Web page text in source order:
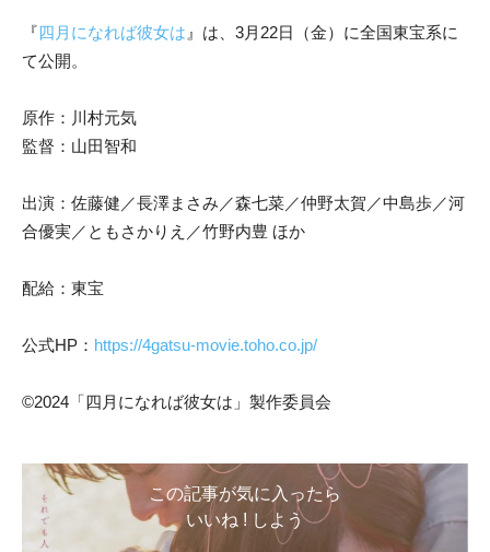
『四月になれば彼女は 』は、3月22日（金）に全国東宝系に
て公開。
原作：川村元気
監督：山田智和
出演：佐藤健／長澤まさみ／森七菜／仲野太賀／中島歩／河
合優実／ともさかりえ／竹野内豊 ほか
配給：東宝
公式HP： https://4gatsu-movie.toho.co.jp/
©2024「四月になれば彼女は」製作委員会
この記事が気に入ったら
いいね ! しよう